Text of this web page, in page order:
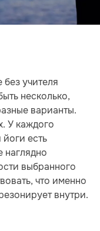
без учителя
несколько,
варианты.
У каждого
есть
наглядно
выбранного
что именно
внутри.